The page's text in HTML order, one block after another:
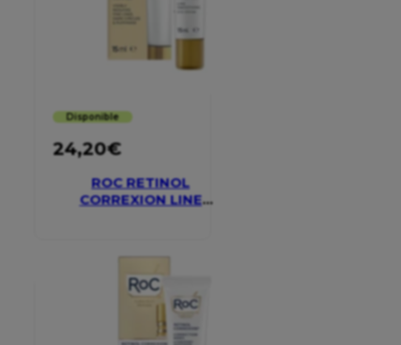
Disponible
24,20€
ROC RETINOL
CORREXION LINE